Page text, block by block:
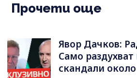
Прочети още
Явор Дачков:
Само
скандали